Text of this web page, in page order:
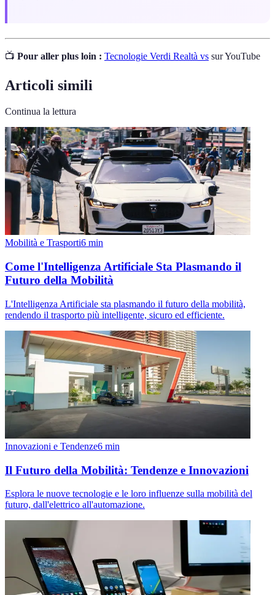
📺 Pour aller plus loin : Tecnologie Verdi Realtà vs sur YouTube
Articoli simili
Continua la lettura
Mobilità e Trasporti6 min
Come l'Intelligenza Artificiale Sta Plasmando il
Futuro della Mobilità
L'Intelligenza Artificiale sta plasmando il futuro della mobilità,
rendendo il trasporto più intelligente, sicuro ed efficiente.
Innovazioni e Tendenze6 min
Il Futuro della Mobilità: Tendenze e Innovazioni
Esplora le nuove tecnologie e le loro influenze sulla mobilità del
futuro, dall'elettrico all'automazione.